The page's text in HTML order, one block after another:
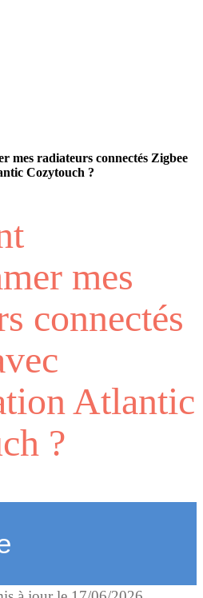
mes radiateurs connectés Zigbee
Cozytouch ?
mes
connectés
Atlantic
?